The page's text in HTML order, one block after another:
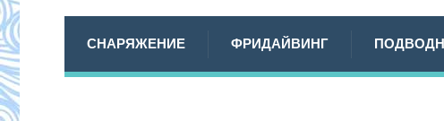
СНАРЯЖЕНИЕ ФРИДАЙВИНГ